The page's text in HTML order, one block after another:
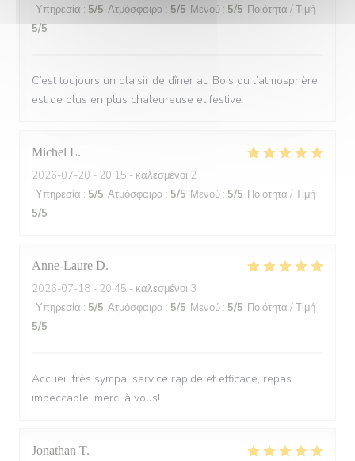
Υπηρεσία : 5/5 Ατμόσφαιρα : 5/5 Μενού : 5/5 Ποιότητα / Τιμή :
5/5
C’est toujours un plaisir de dîner au Bois ou l’atmosphère
est de plus en plus chaleureuse et festive
Michel L
2026-07-20 - 20:15 - καλεσμένοι 2
Υπηρεσία : 5/5 Ατμόσφαιρα : 5/5 Μενού : 5/5 Ποιότητα / Τιμή :
5/5
Anne-Laure D
2026-07-18 - 20:45 - καλεσμένοι 3
Υπηρεσία : 5/5 Ατμόσφαιρα : 5/5 Μενού : 5/5 Ποιότητα / Τιμή :
5/5
Accueil très sympa, service rapide et efficace, repas
impeccable, merci à vous!
Jonathan T